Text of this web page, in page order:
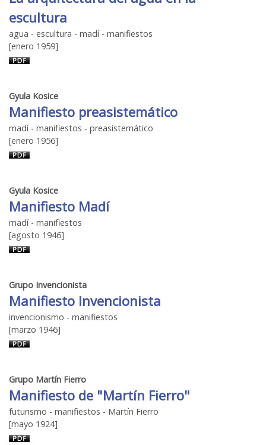
escultura
agua - escultura - madí - manifiestos
[enero 1959]
Gyula Kosice
Manifiesto preasistemático
madí - manifiestos - preasistemático
[enero 1956]
Gyula Kosice
Manifiesto Madí
madí - manifiestos
[agosto 1946]
Grupo Invencionista
Manifiesto Invencionista
invencionismo - manifiestos
[marzo 1946]
Grupo Martín Fierro
Manifiesto de "Martín Fierro"
futurismo - manifiestos - Martín Fierro
[mayo 1924]